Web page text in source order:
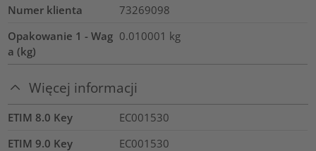
Numer klienta
73269098
Opakowanie 1 - Wag
a (kg)
0.010001 kg
Więcej informacji
ETIM 8.0 Key
EC001530
ETIM 9.0 Key
EC001530